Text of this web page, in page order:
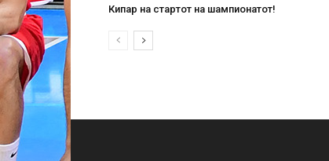
Кипар на стартот на шампионатот!